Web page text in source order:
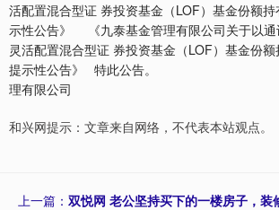
活配置混合型证 券投资基金（LOF）基金份额
示性公告》 《九泰基金管理有限公司关于以通
灵活配置混合型证 券投资基金（LOF）基金份
提示性公告》 特此公告。
理有限公司
和兴网提示：文章来自网络，不代表本站观点。
上一篇： 双悦网 老公坚持买下的一楼房子，装